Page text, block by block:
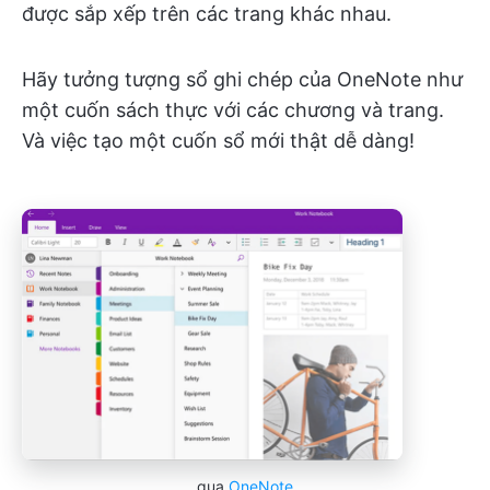
được sắp xếp trên các trang khác nhau.
Hãy tưởng tượng sổ ghi chép của OneNote như
một cuốn sách thực với các chương và trang.
Và việc tạo một cuốn sổ mới thật dễ dàng!
qua OneNote